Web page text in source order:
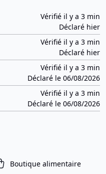
Vérifié il y a 3 min
Déclaré hier
Vérifié il y a 3 min
Déclaré hier
Vérifié il y a 3 min
Déclaré le 06/08/2026
Vérifié il y a 3 min
Déclaré le 06/08/2026
Boutique alimentaire